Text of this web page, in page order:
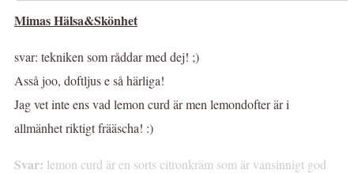
Mimas Hälsa&Skönhet
svar: tekniken som råddar med dej! ;)
Asså joo, doftljus e så härliga!
Jag vet inte ens vad lemon curd är men lemondofter är i
allmänhet riktigt frääscha! :)
Svar: lemon curd är en sorts citronkräm som är vansinnigt god